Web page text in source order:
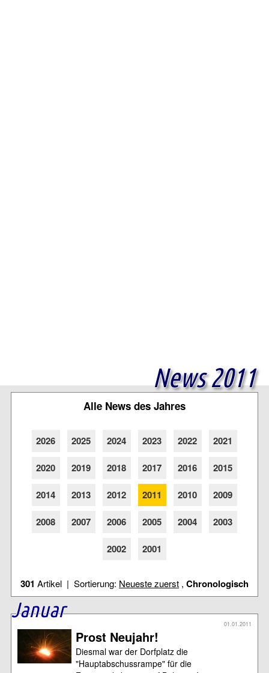
News 2011
Alle News des Jahres
2026 2025 2024 2023 2022 2021
2020 2019 2018 2017 2016 2015
2014 2013 2012 2011 2010 2009
2008 2007 2006 2005 2004 2003
2002 2001
301 Artikel | Sortierung: Neueste zuerst, Chronologisch
Januar
01.01.2011
Prost Neujahr!
Diesmal war der Dorfplatz die
"Hauptabschussrampe" für die